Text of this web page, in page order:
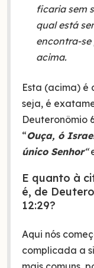
ficaria sem
qual está
encontra-
acima.
Esta (acima) é
seja, é
Deuteronômio
“Ouça, ó
único Senhor“
E quanto à
é, de
12:29?
Aqui nós
complicada a